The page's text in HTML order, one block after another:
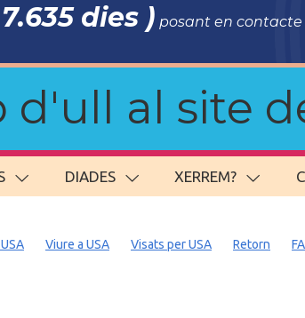
dies ) posant en
al site
DIADES XERREM?
Viure a USA Visats per USA Retorn